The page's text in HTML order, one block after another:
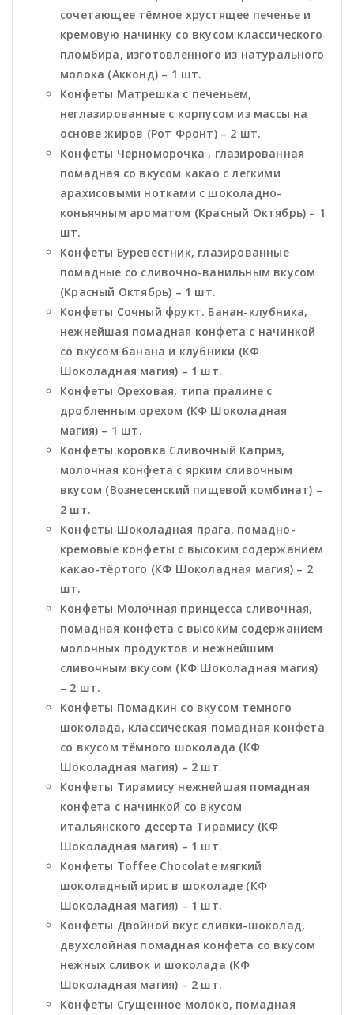
сочетающее тёмное хрустящее печенье и
кремовую начинку со вкусом классического
пломбира, изготовленного из натурального
молока (Акконд) – 1 шт.
Конфеты Матрешка с печеньем,
неглазированные с корпусом из массы на
основе жиров (Рот Фронт) – 2 шт.
Конфеты Черноморочка , глазированная
помадная со вкусом какао с легкими
арахисовыми нотками с шоколадно-
коньячным ароматом (Красный Октябрь) – 1
шт.
Конфеты Буревестник, глазированные
помадные со сливочно-ванильным вкусом
(Красный Октябрь) – 1 шт.
Конфеты Сочный фрукт. Банан-клубника,
нежнейшая помадная конфета с начинкой
со вкусом банана и клубники (КФ
Шоколадная магия) – 1 шт.
Конфеты Ореховая, типа пралине с
дробленным орехом (КФ Шоколадная
магия) – 1 шт.
Конфеты коровка Сливочный Каприз,
молочная конфета с ярким сливочным
вкусом (Вознесенский пищевой комбинат) –
2 шт.
Конфеты Шоколадная прага, помадно-
кремовые конфеты с высоким содержанием
какао-тёртого (КФ Шоколадная магия) – 2
шт.
Конфеты Молочная принцесса сливочная,
помадная конфета с высоким содержанием
молочных продуктов и нежнейшим
сливочным вкусом (КФ Шоколадная магия)
– 2 шт.
Конфеты Помадкин со вкусом темного
шоколада, классическая помадная конфета
со вкусом тёмного шоколада (КФ
Шоколадная магия) – 2 шт.
Конфеты Тирамису нежнейшая помадная
конфета с начинкой со вкусом
итальянского десерта Тирамису (КФ
Шоколадная магия) – 1 шт.
Конфеты Toffee Chocolate мягкий
шоколадный ирис в шоколаде (КФ
Шоколадная магия) – 1 шт.
Конфеты Двойной вкус сливки-шоколад,
двухслойная помадная конфета со вкусом
нежных сливок и шоколада (КФ
Шоколадная магия) – 2 шт.
Конфеты Сгущенное молоко, помадная